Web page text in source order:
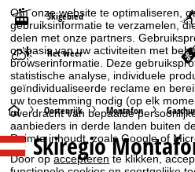
Om onze website te optimaliseren,
gebruiksinformatie te verzamelen,
delen met onze partners.
op basis van uw activiteiten met
browserinformatie. Deze
statistische analyse, individuele
geïndividualiseerde reclame en
uw toestemming nodig (op elk
overdracht van bepaalde
aanbieders in derde landen buiten
Ruimte inhoudt, zoals Google of
Door opaccepteren te klikken,
Skigebied
Het weer
S
t
Oostenrijk Montafon
Skiregio